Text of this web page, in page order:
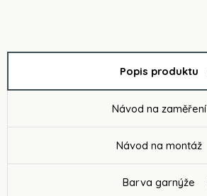
Popis produktu
Návod na zaměření
Návod na montáž
Barva garnýže